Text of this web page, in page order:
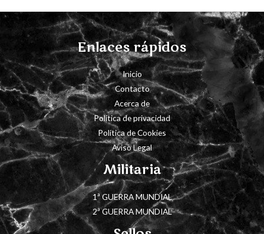
Enlaces rápidos
Inicio
Contacto
Acerca de
Política de privacidad
Política de Cookies
Aviso Legal
Militaria
1ª GUERRA MUNDIAL
2ª GUERRA MUNDIAL